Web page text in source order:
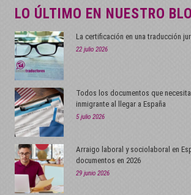
LO ÚLTIMO EN NUESTRO
La certificación en una traducción
22 julio 2026
Todos los documentos que
inmigrante al llegar a España
5 julio 2026
Arraigo laboral y sociolaboral en
documentos en 2026
29 junio 2026